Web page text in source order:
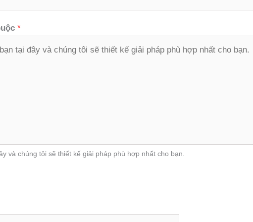
*
và chúng tôi sẽ thiết kế giải pháp phù hợp nhất cho bạn.